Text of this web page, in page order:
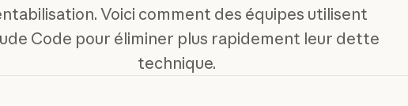
Voici comment des équipes utilisent
Code pour éliminer plus rapidement leur dette
technique.